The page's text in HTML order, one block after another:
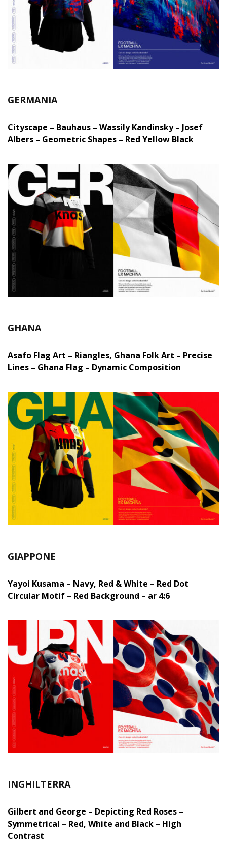
GERMANIA
Cityscape – Bauhaus – Wassily Kandinsky – Josef
Albers – Geometric Shapes – Red Yellow Black
GHANA
Asafo Flag Art – Riangles, Ghana Folk Art – Precise
Lines – Ghana Flag – Dynamic Composition
GIAPPONE
Yayoi Kusama – Navy, Red & White – Red Dot
Circular Motif – Red Background – ar 4:6
INGHILTERRA
Gilbert and George – Depicting Red Roses –
Symmetrical – Red, White and Black – High
Contrast